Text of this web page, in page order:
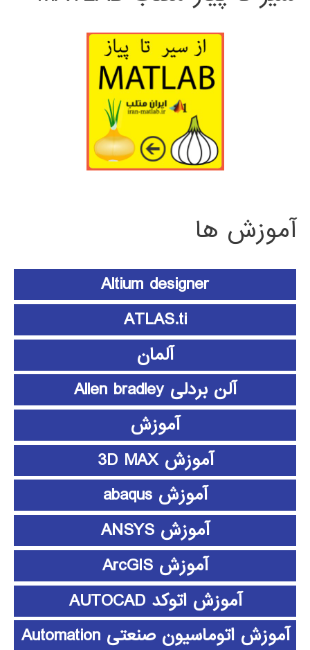
آموزش ها
Altium designer
ATLAS.ti
آلمان
آلن بردلی Allen bradley
آموزش
آموزش 3D MAX
آموزش abaqus
آموزش ANSYS
آموزش ArcGIS
آموزش اتوکد AUTOCAD
آموزش اتوماسیون صنعتی Automation